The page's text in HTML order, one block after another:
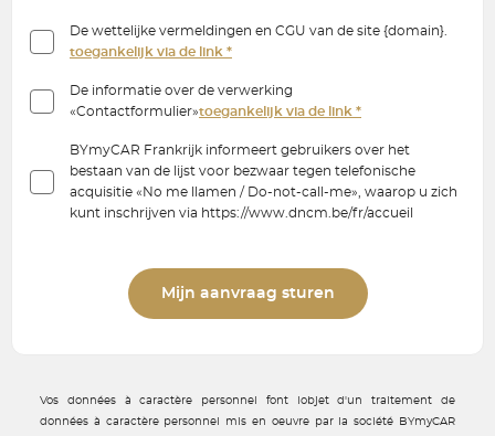
De wettelijke vermeldingen en CGU van de site {domain}.
toegankelijk via de link *
De informatie over de verwerking
«Contactformulier»toegankelijk via de link *
BYmyCAR Frankrijk informeert gebruikers over het
bestaan van de lijst voor bezwaar tegen telefonische
acquisitie «No me llamen / Do-not-call-me», waarop u zich
kunt inschrijven via https://www.dncm.be/fr/accueil
Mijn aanvraag sturen
Vos données à caractère personnel font lobjet d'un traitement de
données à caractère personnel mis en oeuvre par la société BYmyCAR